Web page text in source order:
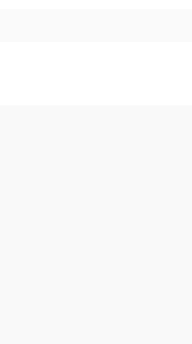
først blei utgitt. Det kan ha